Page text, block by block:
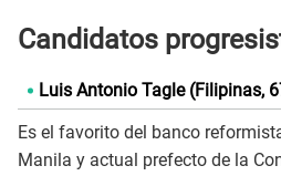
Candidatos
Luis Antonio Tagle (Filipinas,
Es el favorito del banco
Manila y actual prefecto de la